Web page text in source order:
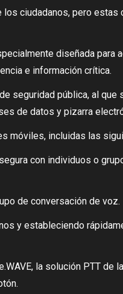
ciudadanos, pero
diseñada para
e información crítica.
seguridad pública, al
de datos y pizarra
móviles, incluidas las
con individuos o
de conversación de voz.
y estableciendo
la solución PTT de